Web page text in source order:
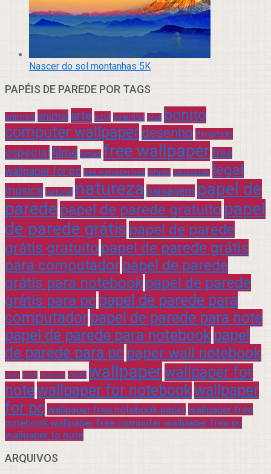
Nascer do sol montanhas 5K
PAPÉIS DE PAREDE POR TAGS
animais animal arte azul beautiful blue bonito
computer wallpaper desenho divertido
especial filme filmes free wallpaper free
wallpaper for pc free wallpaper free infantil interessante legal
música natural natureza paisagem papel de
parede papel de parede gratuito papel
de parede grátis papel de parede
grátis gratuito papel de parede grátis
para computador papel de parede
grátis para notebook papel de parede
grátis para pc papel de parede para
computador papel de parede para note
papel de parede para notebook papel
de parede para pc paper wall notebook
praia rock sucesso verde wallpaperwallpaper for
notewallpaper for notebookwallpaper
for pc wallpaper free notebook paper wallpaper free
notebook wallpaper free computer wallpaper free pc
wallpaper to note
ARQUIVOS